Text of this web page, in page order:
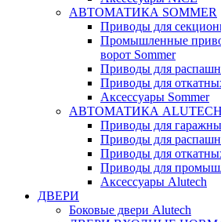
АВТОМАТИКА SOMMER
Приводы для
Промышленные
ворот Sommer
Приводы для
Приводы для
Аксессуары Sommer
АВТОМАТИКА ALUTECH
Приводы для
Приводы для
Приводы для
Приводы для
Аксессуары Alutech
ДВЕРИ
Боковые двери Alutech